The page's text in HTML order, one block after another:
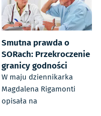
Smutna prawda o
SORach: Przekroczenie
granicy godności
W maju dziennikarka
Magdalena Rigamonti
opisała na